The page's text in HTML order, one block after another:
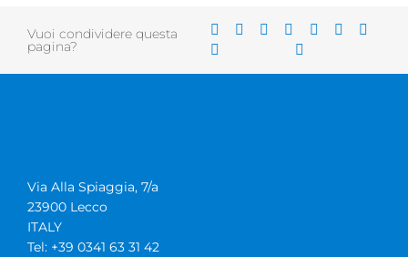
Vuoi condividere questa
pagina?
Via Alla Spiaggia, 7/a
23900 Lecco
ITALY
Tel: +39 0341 63 31 42